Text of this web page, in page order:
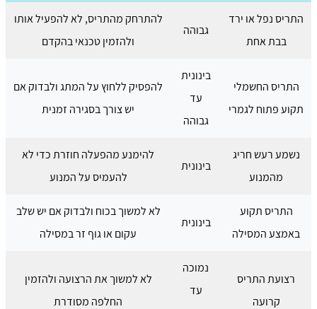
התריס נפל או ירד
בבת אחת
גבוהה
להתרחק מהתריס, לא להפעיל אותו
ולהזמין טכנאי בהקדם
התריס החשמלי
תקוע פתוח לגמרי
בינונית
עד
גבוהה
להפסיק ללחוץ על המתג ולבדוק אם
יש צורך בסגירה זמנית
נשמע רעש חריג
מהמנוע
בינונית
להימנע מהפעלה חוזרת כדי לא
להעמיס על המנוע
התריס תקוע
באמצע המסילה
בינונית
לא למשוך בכוח ולבדוק אם יש שלב
עקום או גוף זר במסילה
רצועת התריס
קרועה
נמוכה
עד
לא למשוך את הרצועה ולהזמין
החלפה מסודרת